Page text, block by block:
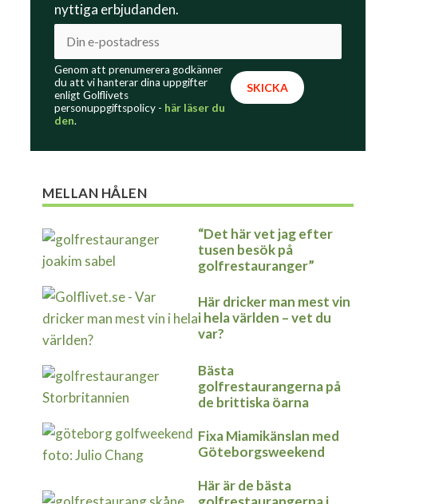
nyttiga erbjudanden.
Genom att prenumerera godkänner
du att vi hanterar dina uppgifter
enligt Golflivets
personuppgiftspolicy - här läser du
den.
MELLAN HÅLEN
“Det här vet jag efter
tusen besök på
golfrestauranger”
Här dricker man mest vin
i hela världen – vet du
var?
Bästa
golfrestaurangerna på
de brittiska öarna
Fixa Miamikänslan med
Göteborgsweekend
Här är de bästa